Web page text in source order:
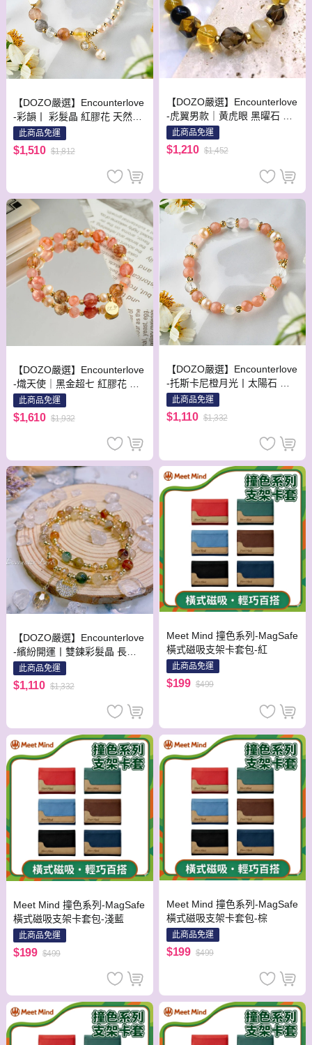
【DOZO嚴選】Encounterlove
-彩韻丨 彩髮晶 紅膠花 天然珍
珠此商品免運
$1,510 $1,812
【DOZO嚴選】Encounterlove
-虎翼男款｜黄虎眼 黑曜石 茶
晶 金髮晶 黃水晶_財富護身防
小人
此商品免運
$1,210 $1,452
【DOZO嚴選】Encounterlove
-熾天使｜黑金超七 紅膠花 珍
珠 招財事業愛情防小人
此商品免運
$1,610 $1,932
【DOZO嚴選】Encounterlove
-托斯卡尼橙月光丨太陽石 粉
晶 白瑪瑙 珍珠
此商品免運
$1,110 $1,332
【DOZO嚴選】Encounterlove
-繽紛開運丨雙鍊彩髮晶 長命
鎖 健康事業強運
此商品免運
$1,110 $1,332
Meet Mind 撞色系列-MagSafe
橫式磁吸支架卡套包-紅
此商品免運
$199 $499
Meet Mind 撞色系列-MagSafe
橫式磁吸支架卡套包-淺藍
此商品免運
$199 $499
Meet Mind 撞色系列-MagSafe
橫式磁吸支架卡套包-棕
此商品免運
$199 $499